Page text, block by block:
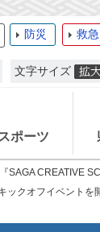
防災 救急
文字サイズ
ポーツ
『SAGA CREATIVE
ックオフイベントを